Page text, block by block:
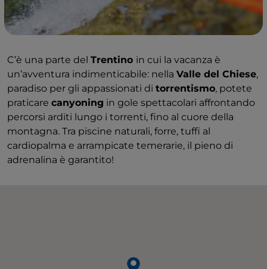
C’è una parte del Trentino in cui la vacanza è
un’avventura indimenticabile: nella Valle del Chiese,
paradiso per gli appassionati di torrentismo, potete
praticare canyoning in gole spettacolari affrontando
percorsi arditi lungo i torrenti, fino al cuore della
montagna. Tra piscine naturali, forre, tuffi al
cardiopalma e arrampicate temerarie, il pieno di
adrenalina è garantito!